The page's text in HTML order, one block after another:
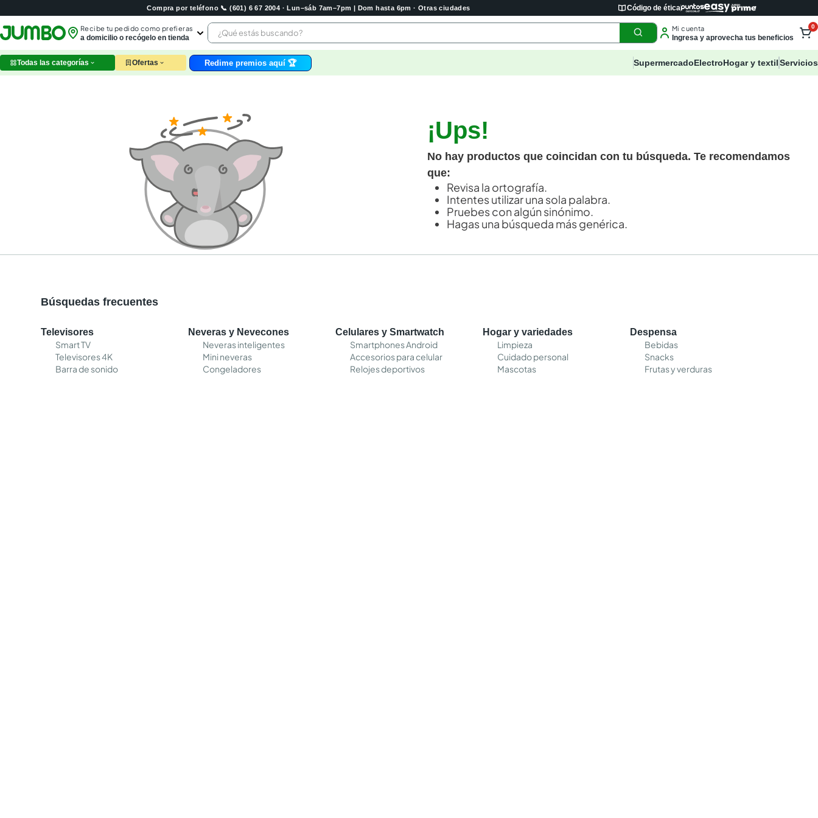
Compra por teléfono 📞 (601) 6 67 2004 · Lun–sáb 7am–7pm | Dom hasta 6pm · Otras ciudades Código de ética
Recibe tu pedido como prefieras
a domicilio o recógelo en tienda
¿Qué estás buscando? Mi cuenta
Ingresa y aprovecha tus beneficios
0
Todas las categorías Ofertas Redime premios aquí 🏆 SupermercadoElectroHogar y textilServicios
¡Ups!
No hay productos que coincidan con tu búsqueda. Te recomendamos
que:
Revisa la ortografía.
Intentes utilizar una sola palabra.
Pruebes con algún sinónimo.
Hagas una búsqueda más genérica.
Búsquedas frecuentes
Televisores
Smart TV
Televisores 4K
Barra de sonido
Neveras y Nevecones
Neveras inteligentes
Mini neveras
Congeladores
Celulares y Smartwatch
Smartphones Android
Accesorios para celular
Relojes deportivos
Hogar y variedades
Limpieza
Cuidado personal
Mascotas
Despensa
Bebidas
Snacks
Frutas y verduras
leche
galletas
aceite
queso
pollo
carne